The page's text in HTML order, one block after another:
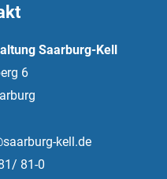
Saarburg-Kell
6
kell.de
81-0